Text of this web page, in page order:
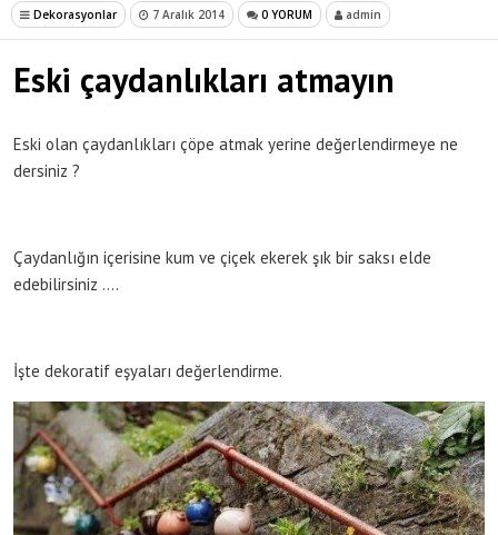
Dekorasyonlar 7 Aralık 2014 0 YORUM admin
Eski çaydanlıkları atmayın
Eski olan çaydanlıkları çöpe atmak yerine değerlendirmeye ne
dersiniz ?
Çaydanlığın içerisine kum ve çiçek ekerek şık bir saksı elde
edebilirsiniz ….
İşte dekoratif eşyaları değerlendirme.